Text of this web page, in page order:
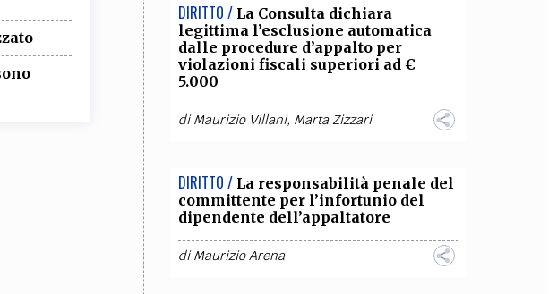
DIRITTO / La Consulta dichiara
legittima l’esclusione automatica
dalle procedure d’appalto per
violazioni fiscali superiori ad €
5.000
diMaurizio Villani, Marta Zizzari
DIRITTO / La responsabilità penale del
committente per l’infortunio del
dipendente dell’appaltatore
diMaurizio Arena